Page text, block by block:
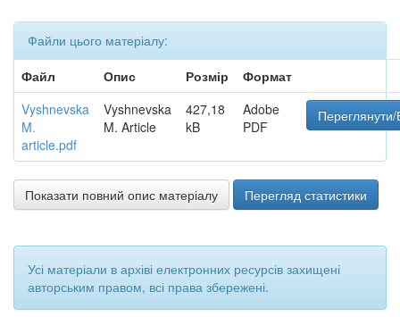
Файли цього матеріалу:
Файл
Опис Розмір
Формат
Vyshnevska
M.
article.pdf
Vyshnevska
M. Article
427,18
kB
Adobe
PDF
Переглянути/
Показати повний опис матеріалу Перегляд статистики
Усі матеріали в архіві електронних ресурсів захищені
авторським правом, всі права збережені.